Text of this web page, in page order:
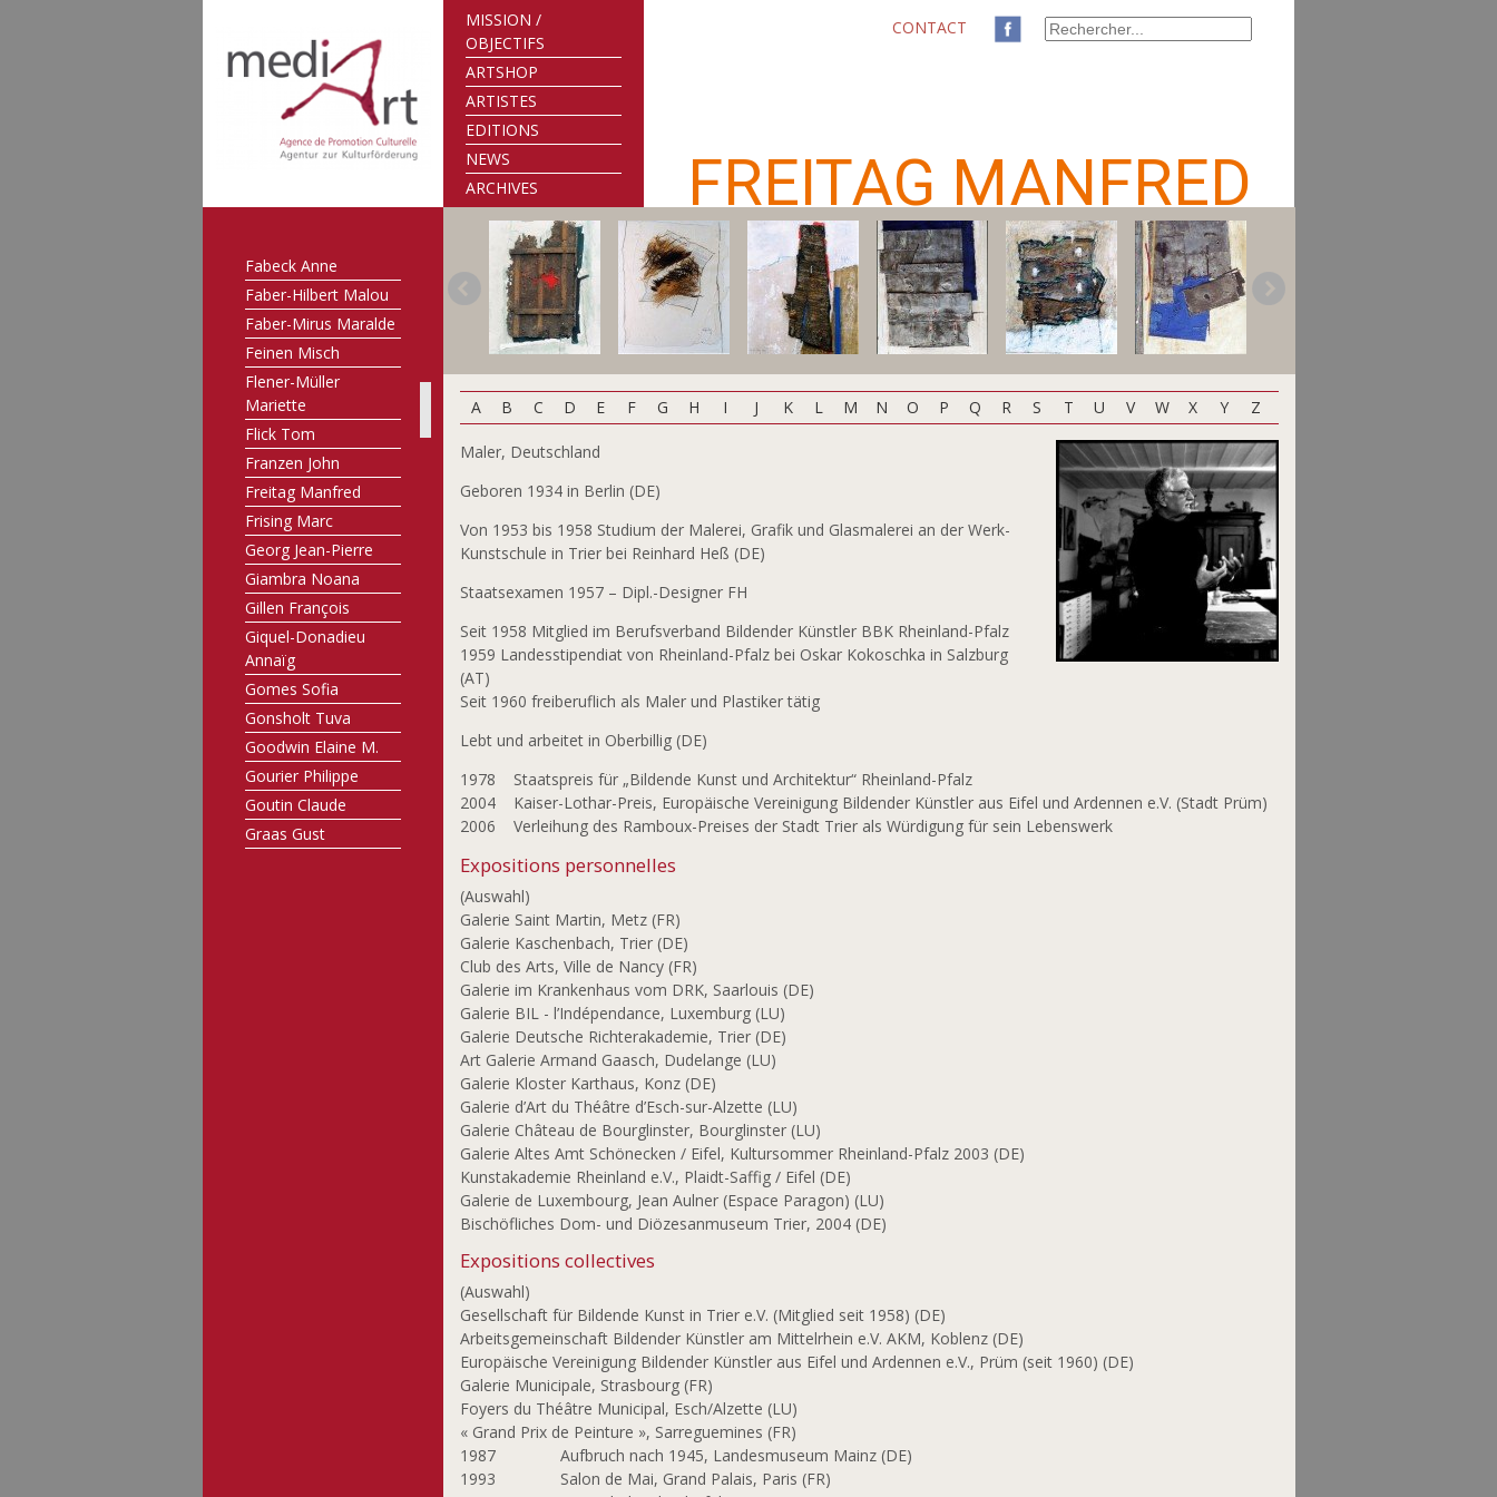
MISSION /
OBJECTIFS
ARTSHOP
ARTISTES
EDITIONS
NEWS
ARCHIVES
CONTACT
FREITAG MANFRED
Danou Catherine
Deny Martine
Dewint Roger
Dusepluchre Francis
Eickhoff Gabriele
Ernster Claude
Fabeck Anne
Faber-Hilbert Malou
Faber-Mirus Maralde
Feinen Misch
Flener-Müller
Mariette
Flick Tom
Franzen John
Freitag Manfred
Frising Marc
Georg Jean-Pierre
Giambra Noana
Gillen François
Giquel-Donadieu
Annaïg
Gomes Sofia
Gonsholt Tuva
Goodwin Elaine M.
Gourier Philippe
Goutin Claude
Graas Gust
A B C D E F G H I J K L M N O P Q R S T U V W X Y Z
Maler, Deutschland
Geboren 1934 in Berlin (DE)
Von 1953 bis 1958 Studium der Malerei, Grafik und Glasmalerei an der Werk-
Kunstschule in Trier bei Reinhard Heß (DE)
Staatsexamen 1957 – Dipl.-Designer FH
Seit 1958 Mitglied im Berufsverband Bildender Künstler BBK Rheinland-Pfalz
1959 Landesstipendiat von Rheinland-Pfalz bei Oskar Kokoschka in Salzburg
(AT)
Seit 1960 freiberuflich als Maler und Plastiker tätig
Lebt und arbeitet in Oberbillig (DE)
1978 Staatspreis für „Bildende Kunst und Architektur“ Rheinland-Pfalz
2004 Kaiser-Lothar-Preis, Europäische Vereinigung Bildender Künstler aus Eifel und Ardennen e.V. (Stadt Prüm)
2006 Verleihung des Ramboux-Preises der Stadt Trier als Würdigung für sein Lebenswerk
Expositions personnelles
(Auswahl)
Galerie Saint Martin, Metz (FR)
Galerie Kaschenbach, Trier (DE)
Club des Arts, Ville de Nancy (FR)
Galerie im Krankenhaus vom DRK, Saarlouis (DE)
Galerie BIL - l’Indépendance, Luxemburg (LU)
Galerie Deutsche Richterakademie, Trier (DE)
Art Galerie Armand Gaasch, Dudelange (LU)
Galerie Kloster Karthaus, Konz (DE)
Galerie d’Art du Théâtre d’Esch-sur-Alzette (LU)
Galerie Château de Bourglinster, Bourglinster (LU)
Galerie Altes Amt Schönecken / Eifel, Kultursommer Rheinland-Pfalz 2003 (DE)
Kunstakademie Rheinland e.V., Plaidt-Saffig / Eifel (DE)
Galerie de Luxembourg, Jean Aulner (Espace Paragon) (LU)
Bischöfliches Dom- und Diözesanmuseum Trier, 2004 (DE)
Expositions collectives
(Auswahl)
Gesellschaft für Bildende Kunst in Trier e.V. (Mitglied seit 1958) (DE)
Arbeitsgemeinschaft Bildender Künstler am Mittelrhein e.V. AKM, Koblenz (DE)
Europäische Vereinigung Bildender Künstler aus Eifel und Ardennen e.V., Prüm (seit 1960) (DE)
Galerie Municipale, Strasbourg (FR)
Foyers du Théâtre Municipal, Esch/Alzette (LU)
« Grand Prix de Peinture », Sarreguemines (FR)
1987
Aufbruch nach 1945, Landesmuseum Mainz (DE)
1993
Salon de Mai, Grand Palais, Paris (FR)